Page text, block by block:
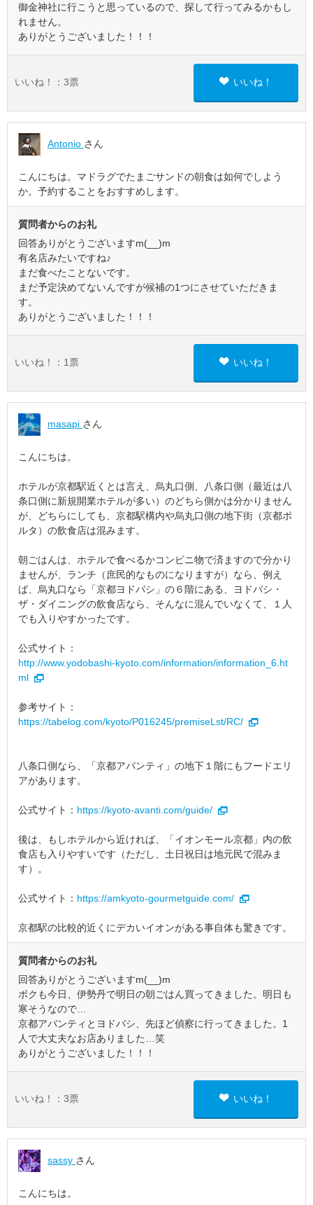
御金神社に行こうと思っているので、探して行ってみるかもし
れません。
ありがとうございました！！！
いいね！： 3票 いいね！
Antonio さん
こんにちは。マドラグでたまごサンドの朝食は如何でしよう
か。予約することをおすすめします。
質問者からのお礼
回答ありがとうございますm(__)m
有名店みたいですね♪
まだ食べたことないです。
まだ予定決めてないんですが候補の1つにさせていただきま
す。
ありがとうございました！！！
いいね！： 1 票 いいね！
masapi さん
こんにちは。
ホテルが京都駅近くとは言え、烏丸口側、八条口側（最近は八
条口側に新規開業ホテルが多い）のどちら側かは分かりません
が、どちらにしても、京都駅構内や烏丸口側の地下街（京都ポ
ルタ）の飲食店は混みます。
朝ごはんは、ホテルで食べるかコンビニ物で済ますので分かり
ませんが、ランチ（庶民的なものになりますが）なら、例え
ば、烏丸口なら「京都ヨドバシ」の６階にある、ヨドバシ・
ザ・ダイニングの飲食店なら、そんなに混んでいなくて、１人
でも入りやすかったです。
公式サイト：
http://www.yodobashi-kyoto.com/information/information_6.ht
ml
参考サイト：
https://tabelog.com/kyoto/P016245/premiseLst/RC/
八条口側なら、「京都アバンティ」の地下１階にもフードエリ
アがあります。
公式サイト： https://kyoto-avanti.com/guide/
後は、もしホテルから近ければ、「イオンモール京都」内の飲
食店も入りやすいです（ただし、土日祝日は地元民で混みま
す）。
公式サイト： https://amkyoto-gourmetguide.com/
京都駅の比較的近くにデカいイオンがある事自体も驚きです。
質問者からのお礼
回答ありがとうございますm(__)m
ボクも今日、伊勢丹で明日の朝ごはん買ってきました。明日も
寒そうなので…
京都アバンティとヨドバシ、先ほど偵察に行ってきました。1
人で大丈夫なお店ありました…笑
ありがとうございました！！！
いいね！： 3票 いいね！
sassy さん
こんにちは。